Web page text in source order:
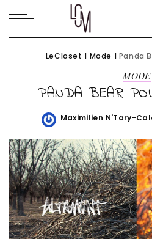
LeCloset | Mode | Panda
MODE
PANDA BEAR
Posted
Maximilien N'Tary-